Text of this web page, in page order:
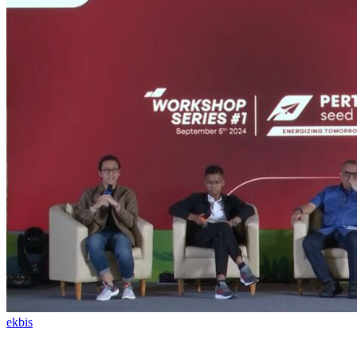
ekbis